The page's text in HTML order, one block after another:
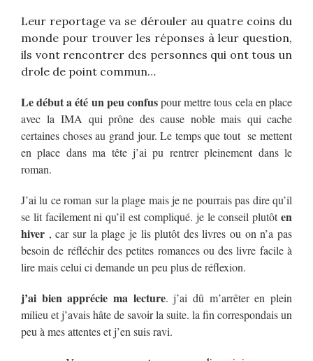
Leur reportage va se dérouler au quatre coins du
monde pour trouver les réponses à leur question,
ils vont rencontrer des personnes qui ont tous un
drole de point commun…
Le début a été un peu confuspour mettre tous cela en place
avec la IMA qui prône des cause noble mais qui cache
certaines choses au grand jour. Le temps que tout se mettent
en place dans ma tête j’ai pu rentrer pleinement dans le
roman.
J’ai lu ce roman sur la plage mais je ne pourrais pas dire qu’il
se lit facilement ni qu’il est compliqué. je le conseil plutôten
hiver , car sur la plage je lis plutôt des livres ou on n’a pas
besoin de réfléchir des petites romances ou des livre facile à
lire mais celui ci demande un peu plus de réflexion.
j’ai bien apprécie ma lecture. j’ai dû m’arrêter en plein
milieu et j’avais hâte de savoir la suite. la fin correspondais un
peu à mes attentes et j’en suis ravi.